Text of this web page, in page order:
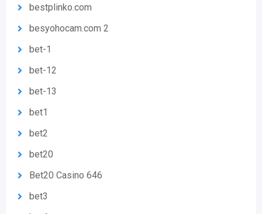
bestplinko.com
besyohocam.com 2
bet-1
bet-12
bet-13
bet1
bet2
bet20
Bet20 Casino 646
bet3